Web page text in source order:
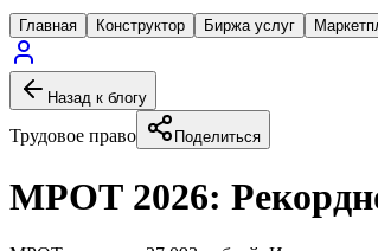
Главная Конструктор Биржа услуг
Назад к блогу
Трудовое право Поделиться
МРОТ 2026: